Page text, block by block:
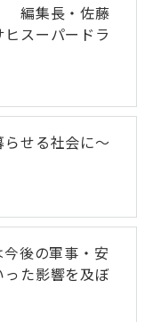
編集長・佐藤
スーパードラ
せる社会に～
後の軍事・安
た影響を及ぼ